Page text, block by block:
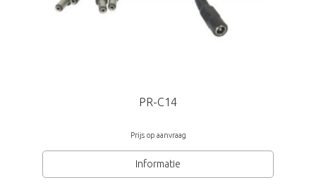
PR-C14
Prijs op aanvraag
Informatie